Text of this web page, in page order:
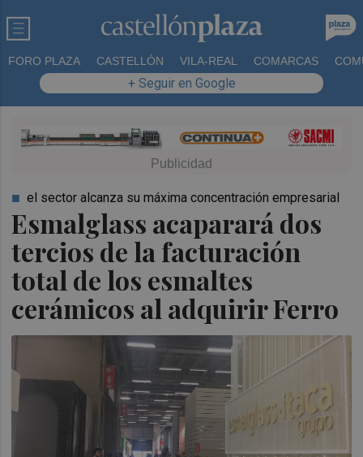
FORO PLAZA CASTELLÓN VILA-REAL COMARCAS
+ Seguir en Google
Esmalglass acaparará dos
tercios de la facturación
total de los esmaltes
cerámicos al adquirir Ferro
el sector alcanza su máxima concentración empresarial